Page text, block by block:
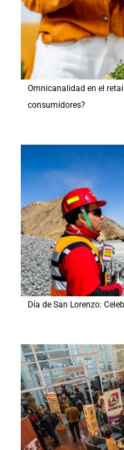
Omnicanalidad en el
consumidores?
Día de San Lorenzo: